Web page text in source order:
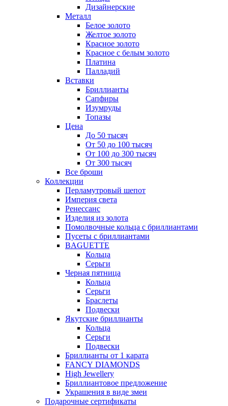
Дизайнерские
Металл
Белое золото
Желтое золото
Красное золото
Красное с белым золото
Платина
Палладий
Вставки
Бриллианты
Сапфиры
Изумруды
Топазы
Цена
До 50 тысяч
От 50 до 100 тысяч
От 100 до 300 тысяч
От 300 тысяч
Все броши
Коллекции
Перламутровый шепот
Империя света
Ренессанс
Изделия из золота
Помолвочные кольца с бриллиантами
Пусеты с бриллиантами
BAGUETTE
Кольца
Серьги
Черная пятница
Кольца
Серьги
Браслеты
Подвески
Якутские бриллианты
Кольца
Серьги
Подвески
Бриллианты от 1 карата
FANCY DIAMONDS
High Jewellery
Бриллиантовое предложение
Украшения в виде змеи
Подарочные сертификаты